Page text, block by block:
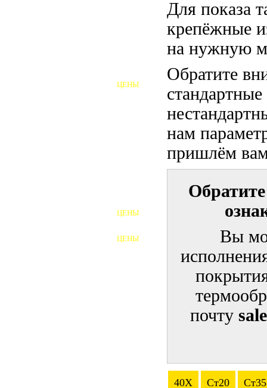
Для показа
крепёжные
на нужную
Обратите
нам
пришлём
Вы
почту
40Х Ст20 Ст35
ЦЕНЫ
ЦЕНЫ
ЦЕНЫ